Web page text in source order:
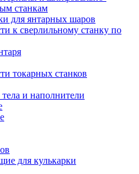
станкам
для янтарных шаров
к сверлильному станку по
токарных станков
и наполнители
для кулькарки